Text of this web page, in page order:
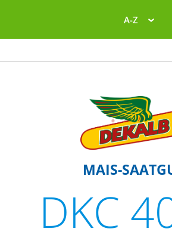
A-Z
MAIS-
DKC